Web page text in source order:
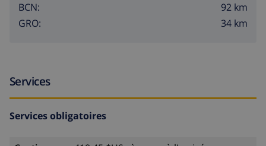
BCN:
92 km
GRO:
34 km
Services
Services obligatoires